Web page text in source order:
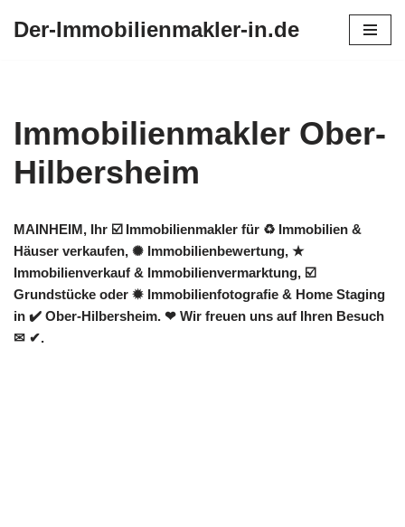
Der-Immobilienmakler-in.de
Immobilienmakler Ober-
Hilbersheim
MAINHEIM, Ihr ☑️ Immobilienmakler für ♻ Immobilien &
Häuser verkaufen, ✺ Immobilienbewertung, ★
Immobilienverkauf & Immobilienvermarktung, ☑️
Grundstücke oder ✹ Immobilienfotografie & Home Staging
in ✔️ Ober-Hilbersheim. ❤ Wir freuen uns auf Ihren Besuch
✉ ✔.